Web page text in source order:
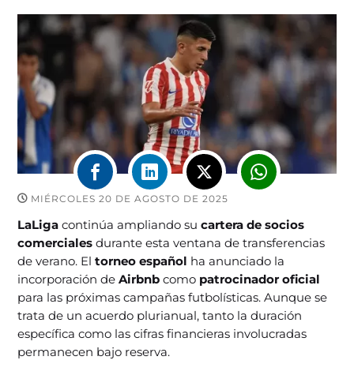
MIÉRCOLES 20 DE AGOSTO DE 2025
LaLiga continúa ampliando sucartera de socios
comerciales durante esta ventana de transferencias
de verano. Eltorneo español ha anunciado la
incorporación deAirbnb como patrocinador oficial
para las próximas campañas futbolísticas. Aunque se
trata de un acuerdo plurianual, tanto la duración
específica como las cifras financieras involucradas
permanecen bajo reserva.